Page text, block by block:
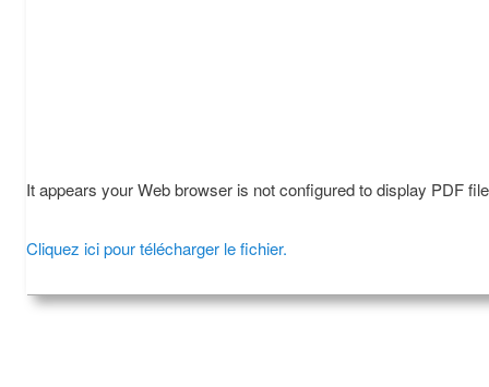
It appears your Web browser is not configured to display PDF
Cliquez ici pour télécharger le fichier.